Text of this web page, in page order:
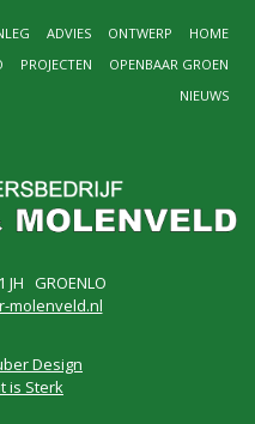
HOME
ONTWERP
ADVIES
OPENBAAR GROEN
PROJECTEN
NIEUWS
GROENLO
molenveld.nl
Design
is Sterk